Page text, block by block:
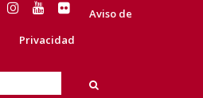
Aviso de
Privacidad